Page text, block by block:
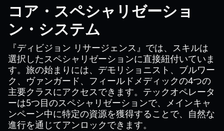
コア・スペシャリゼーショ
ン・システム
『ディビジョン リサージェンス』では、スキルは
選択したスペシャリゼーションに直接紐付いていま
す。旅の始まりには、デモリショニスト、ブルワー
ク、ヴァンガード、フィールドメディックの4つの
主要クラスにアクセスできます。テックオペレータ
ーは5つ目のスペシャリゼーションで、メインキャ
ンペーン中に特定の資源を獲得することで、自然な
進行を通じてアンロックできます。